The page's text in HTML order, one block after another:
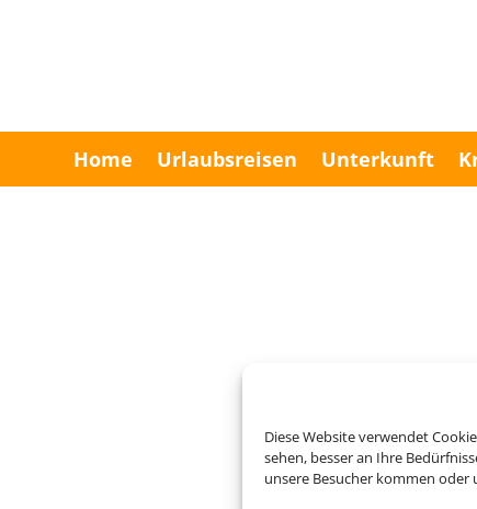
Diese Website verwendet
sehen, besser an Ihre
unsere Besucher kommen
Home Urlaubsreisen Unterkunft
Um diesen Inhalt